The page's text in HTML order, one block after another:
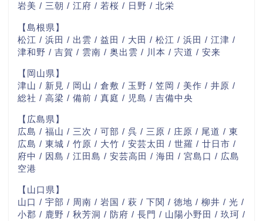
岩美 / 三朝 / 江府 / 若桜 / 日野 / 北栄
【島根県】
松江 / 浜田 / 出雲 / 益田 / 大田 / 松江 / 浜田 / 江津 /
津和野 / 吉賀 / 雲南 / 奥出雲 / 川本 / 宍道 / 安来
【岡山県】
津山 / 新見 / 岡山 / 倉敷 / 玉野 / 笠岡 / 美作 / 井原 /
総社 / 高梁 / 備前 / 真庭 / 児島 / 吉備中央
【広島県】
広島 / 福山 / 三次 / 可部 / 呉 / 三原 / 庄原 / 尾道 / 東
広島 / 東城 / 竹原 / 大竹 / 安芸太田 / 世羅 / 廿日市 /
府中 / 因島 / 江田島 / 安芸高田 / 海田 / 宮島口 / 広島
空港
【山口県】
山口 / 宇部 / 周南 / 岩国 / 萩 / 下関 / 徳地 / 柳井 / 光 /
小郡 / 鹿野 / 秋芳洞 / 防府 / 長門 / 山陽小野田 / 玖珂 /